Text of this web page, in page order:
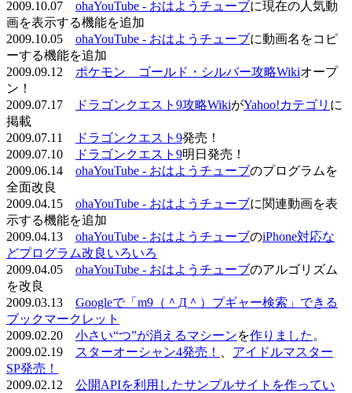
2009.10.07 ohaYouTube - おはようチューブに現在の人気動
画を表示する機能を追加
2009.10.05 ohaYouTube - おはようチューブに動画名をコピ
ーする機能を追加
2009.09.12 ポケモン ゴールド・シルバー攻略Wikiオープ
ン！
2009.07.17
ドラゴンクエスト9攻略WikiがYahoo!カテゴリ に
掲載
2009.07.11
ドラゴンクエスト9発売！
2009.07.10
ドラゴンクエスト9明日発売！
2009.06.14 ohaYouTube - おはようチューブのプログラムを
全面改良
2009.04.15 ohaYouTube - おはようチューブに関連動画を表
示する機能を追加
2009.04.13 ohaYouTube - おはようチューブのiPhone対応な
どプログラム改良いろいろ
2009.04.05 ohaYouTube - おはようチューブのアルゴリズム
を改良
2009.03.13 Googleで「m9（＾Д＾）プギャー検索」できる
ブックマークレット
2009.02.20 小さい“つ”が消えるマシーンを作りました 。
2009.02.19
スターオーシャン4発売！
アイドルマスター
SP発売！
2009.02.12 公開APIを利用したサンプルサイトを作ってい